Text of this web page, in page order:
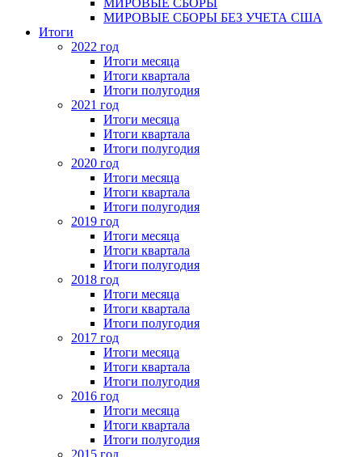
МИРОВЫЕ СБОРЫ
МИРОВЫЕ СБОРЫ БЕЗ УЧЕТА США
Итоги
2022 год
Итоги месяца
Итоги квартала
Итоги полугодия
2021 год
Итоги месяца
Итоги квартала
Итоги полугодия
2020 год
Итоги месяца
Итоги квартала
Итоги полугодия
2019 год
Итоги месяца
Итоги квартала
Итоги полугодия
2018 год
Итоги месяца
Итоги квартала
Итоги полугодия
2017 год
Итоги месяца
Итоги квартала
Итоги полугодия
2016 год
Итоги месяца
Итоги квартала
Итоги полугодия